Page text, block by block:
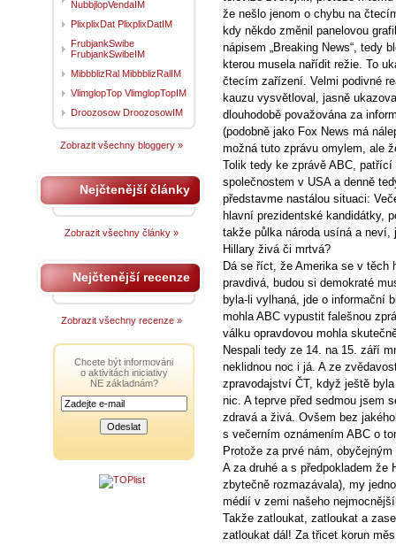
že nešlo jenom o chybu na
kdy někdo změnil panelovou
nápisem „Breaking News“, tedy
kterou musela nařídit režie. To
čtecím zařízení. Velmi podivné
kauzu vysvětloval, jasně
dlouhodobě považována za
(podobně jako Fox News má
možná tuto zprávu omylem, ale
Tolik tedy ke zprávě ABC,
společnostem v USA a denně
představme nastálou situaci:
hlavní prezidentské kandidátky,
takže půlka národa usíná a
Hillary živá či mrtvá?
Dá se říct, že Amerika se v těch
pravdivá, budou si demokraté
byla-li vylhaná, jde o informační
mohla ABC vypustit falešnou
válku opravdovou mohla
Nespali tedy ze 14. na 15. září
neklidnou noc i já. A ze
zpravodajství ČT, když ještě
nic. A teprve před sedmou jsem
zdravá a živá. Ovšem bez
s večerním oznámením ABC o
Protože za prvé nám,
A za druhé a s předpokladem
zbytečně rozmazávala), my
médií v zemi našeho
Takže zatloukat, zatloukat a
zatloukat dál! Za třicet korun
NubbjlopVendaIM
PlixplixDat PlixplixDatIM
FrubjankSwibe
FrubjankSwibeIM
MibbblizRal MibbblizRalIM
VlimglopTop VlimglopTopIM
Droozosow DroozosowIM
Zobrazit všechny bloggery »
Nejčtenější články
Zobrazit všechny články »
Nejčtenější recenze
Zobrazit všechny recenze »
Chcete být informováni
o aktivitách iniciativy
NE základnám?